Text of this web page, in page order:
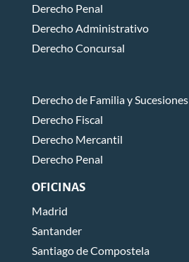
Derecho Penal
Derecho Administrativo
Derecho Concursal
Derecho de Familia y Sucesiones
Derecho Fiscal
Derecho Mercantil
Derecho Penal
OFICINAS
Madrid
Santander
Santiago de Compostela